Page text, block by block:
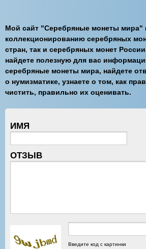
Мой сайт "Серебряные монеты мира"
коллекционированию серебряных
стран, так и серебряных монет
найдете полезную для вас
серебряные монеты мира, найдете
о нумизматике, узнаете о том, как
чистить, правильно их оценивать.
ИМЯ
ОТЗЫВ
Введите код с картинки